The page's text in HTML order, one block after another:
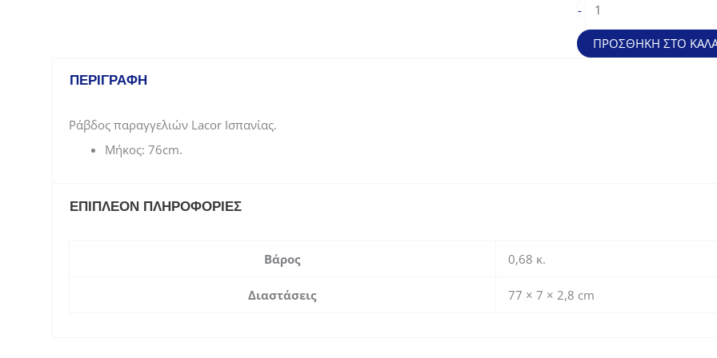
-
παραγγελιών
(76cm)
ποσότητα
ΠΡΟΣΘΉΚΗ ΣΤΟ
ΠΕΡΙΓΡΑΦΉ
Ράβδος παραγγελιών Lacor Ισπανίας.
Μήκος: 76cm.
ΕΠΙΠΛΈΟΝ ΠΛΗΡΟΦΟΡΊΕΣ
Βάρος 0,68 κ.
Διαστάσεις 77 × 7 × 2,8 cm